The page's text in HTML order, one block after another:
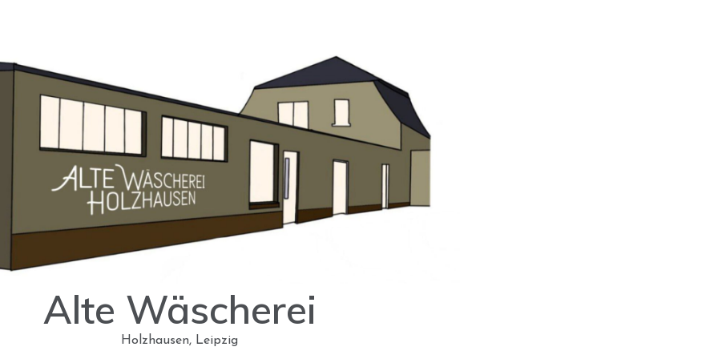
Alte Wäscherei
Holzhausen, Leipzig